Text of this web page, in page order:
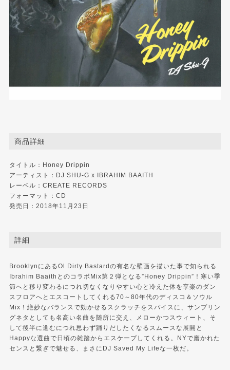
商品詳細
タイトル：Honey Drippin
アーティスト：DJ SHU-G x IBRAHIM BAAITH
レーベル：CREATE RECORDS
フォーマット：CD
発売日：2018年11月23日
詳細
BrooklynにあるOl Dirty Bastardの有名な壁画を描いた事で知られる
Ibrahim BaaithとのコラボMix第２弾となる”Honey Drippin”！寒い季
節へと移り変わるにつれ切なくなりやすい心と冷えた体を享楽のダン
スフロアへとエスコートしてくれる70～80年代のディスコ＆ソウル
Mix！絶妙なバランスで効かせるスクラッチをスパイスに、サンプリン
グネタとしても名高い名曲を随所に交え、メローかつスウィート、そ
して後半に進むにつれ思わず踊りだしたくなるスムースな展開と
Happyな選曲で日頃の雑踏からエスケープしてくれる。NYで磨かれた
センスと繋ぎで魅せる、まさにDJ Saved My Lifeな一枚だ。